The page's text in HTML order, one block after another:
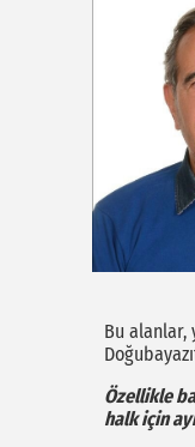
Bu alanlar,
Özellikle
halk için